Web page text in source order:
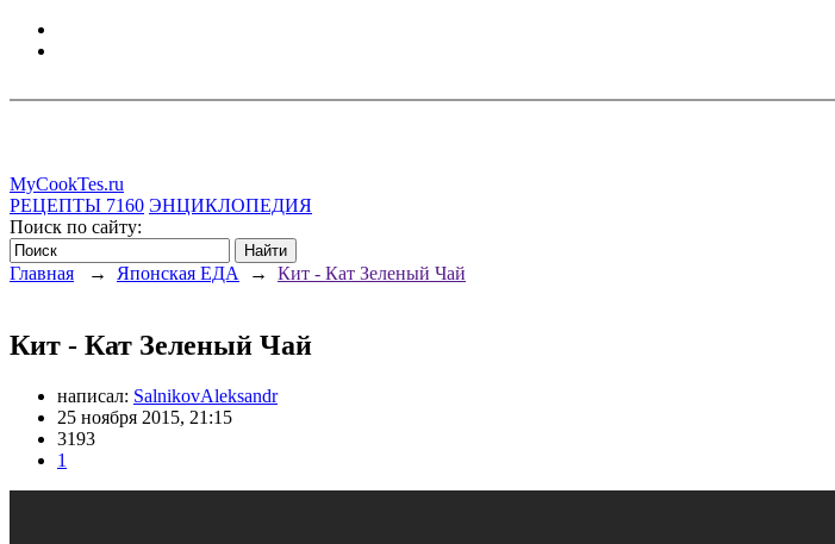
MyCookTes.ru
РЕЦЕПТЫ 7160 ЭНЦИКЛОПЕДИЯ
Поиск по сайту:
Главная → Японская ЕДА → Кит - Кат Зеленый Чай
Кит - Кат Зеленый Чай
написал: SalnikovAleksandr
25 ноября 2015, 21:15
3193
1